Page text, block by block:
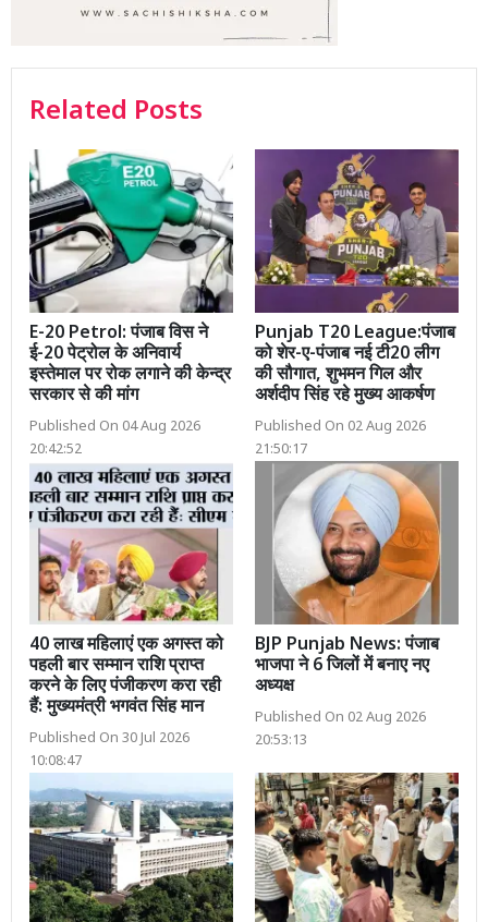
Related Posts
E-20 Petrol: पंजाब विस ने
ई-20 पेट्रोल के अनिवार्य
इस्तेमाल पर रोक लगाने की केन्द्र
सरकार से की मांग
Published On 04 Aug 2026
20:42:52
Punjab T20 League:पंजाब
को शेर-ए-पंजाब नई टी20 लीग
की सौगात, शुभमन गिल और
अर्शदीप सिंह रहे मुख्य आकर्षण
Published On 02 Aug 2026
21:50:17
40 लाख महिलाएं एक अगस्त को
पहली बार सम्मान राशि प्राप्त
करने के लिए पंजीकरण करा रही
हैं: मुख्यमंत्री भगवंत सिंह मान
Published On 30 Jul 2026
10:08:47
BJP Punjab News: पंजाब
भाजपा ने 6 जिलों में बनाए नए
अध्यक्ष
Published On 02 Aug 2026
20:53:13